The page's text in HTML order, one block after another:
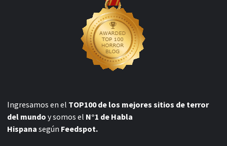
Ingresamos en el TOP100 de los mejores sitios de terror
del mundo y somos el N°1 de Habla
Hispana según Feedspot.